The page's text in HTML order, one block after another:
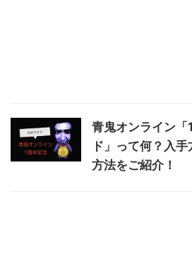
青鬼オンライン「
ド」って何？入
方法をご紹介！